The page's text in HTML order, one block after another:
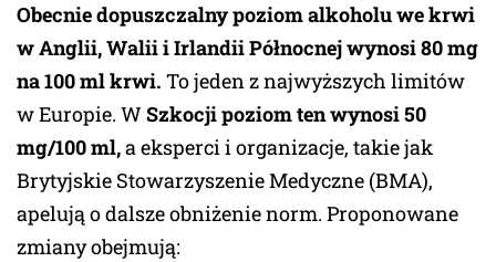
Obecnie dopuszczalny poziom alkoholu we krwi
w Anglii, Walii i Irlandii Północnej wynosi 80 mg
na 100 ml krwi. To jeden z najwyższych limitów
w Europie. W Szkocji poziom ten wynosi 50
mg/100 ml,a eksperci i organizacje, takie jak
Brytyjskie Stowarzyszenie Medyczne (BMA),
apelują o dalsze obniżenie norm. Proponowane
zmiany obejmują: